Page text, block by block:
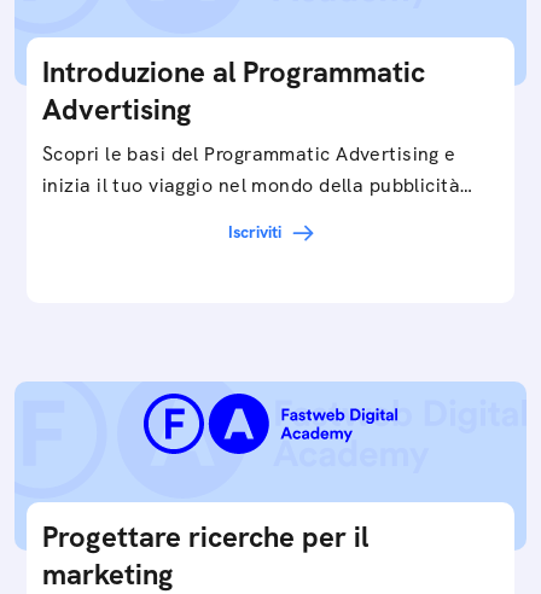
Introduzione al Programmatic
Advertising
Scopri le basi del Programmatic Advertising e
inizia il tuo viaggio nel mondo della pubblicità
Iscriviti
Progettare ricerche per il
marketing